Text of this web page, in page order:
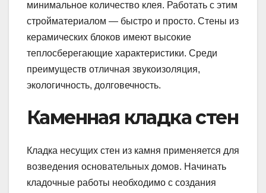
минимальное количество клея. Работать с этим
стройматериалом — быстро и просто. Стены из
керамических блоков имеют высокие
теплосберегающие характеристики. Среди
преимуществ отличная звукоизоляция,
экологичность, долговечность.
Каменная кладка стен
Кладка несущих стен из камня применяется для
возведения основательных домов. Начинать
кладочные работы необходимо с создания